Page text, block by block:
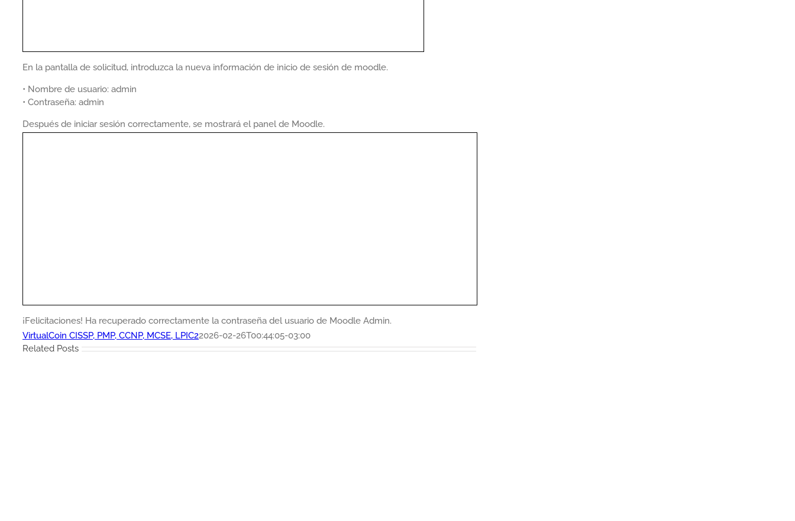
En la pantalla de solicitud, introduzca la nueva información de inicio de sesión de moodle.
• Nombre de usuario: admin
• Contraseña: admin
Después de iniciar sesión correctamente, se mostrará el panel de Moodle.
¡Felicitaciones! Ha recuperado correctamente la contraseña del usuario de Moodle Admin.
VirtualCoin CISSP, PMP, CCNP, MCSE, LPIC22026-02-26T00:44:05-03:00
Related Posts